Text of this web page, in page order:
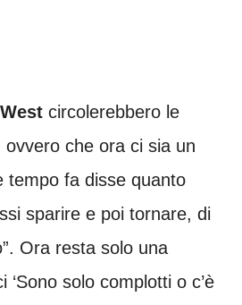
circolerebbero le
che ora ci sia un
tempo fa disse quanto
sparire e poi tornare, di
Ora resta solo una
‘Sono solo complotti o c’è